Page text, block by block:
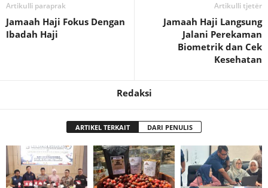
Artikulli paraprak
Jamaah Haji Fokus Dengan
Ibadah Haji
Artikulli tjetër
Jamaah Haji Langsung
Jalani Perekaman
Biometrik dan Cek
Kesehatan
Redaksi
ARTIKEL TERKAIT DARI PENULIS